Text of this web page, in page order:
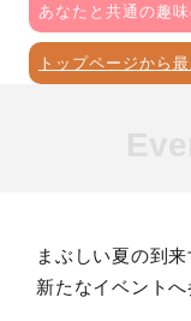
あなたと共通の趣
トップページから
まぶしい夏の到
新たなイベント